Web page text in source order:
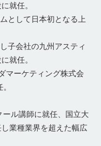
就任。
として日本初となる上
子会社の九州アスティ
就任。
マーケティング株式会
ル講師に就任、国立大
業種業界を超えた幅広